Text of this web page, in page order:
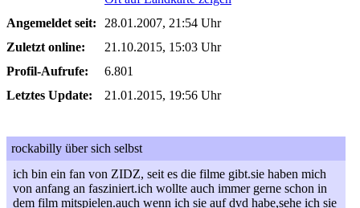
Angemeldet seit:
28.01.2007, 21:54 Uhr
Zuletzt online:
21.10.2015, 15:03 Uhr
Profil-Aufrufe:
6.801
Letztes Update:
21.01.2015, 19:56 Uhr
rockabilly über sich selbst
ich bin ein fan von ZIDZ, seit es die filme gibt.sie haben mich
von anfang an fasziniert.ich wollte auch immer gerne schon in
dem film mitspielen.auch wenn ich sie auf dvd habe,sehe ich sie